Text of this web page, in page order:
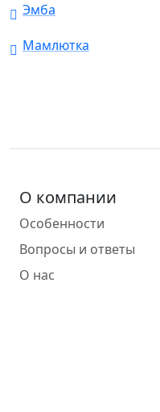
Эмба
Мамлютка
О компании
Особенности
Вопросы и ответы
О нас